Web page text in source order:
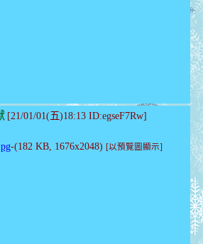
[21/01/01(五)18:13 ID:egseF7Rw]
-(182 KB, 1676x2048) [以預覽圖顯示]